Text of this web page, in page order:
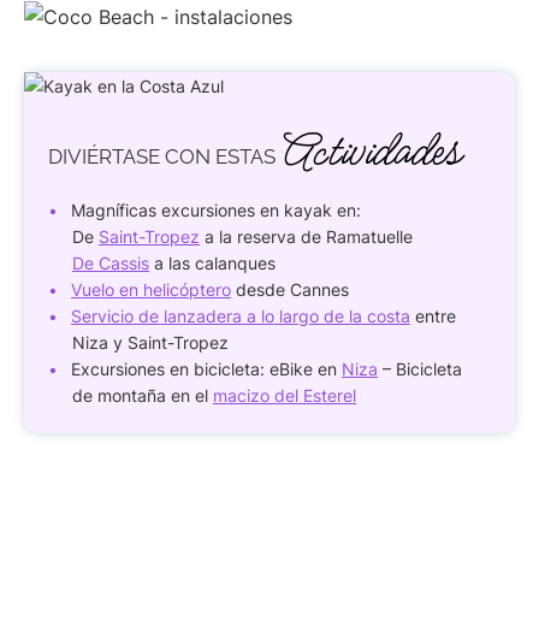
DIVIÉRTASE CON ESTAS Actividades
Magníficas excursiones en kayak en:
De Saint-Tropez a la reserva de Ramatuelle
De Cassis a las calanques
Vuelo en helicóptero desde Cannes
Servicio de lanzadera a lo largo de la costa entre
Niza y Saint-Tropez
Excursiones en bicicleta: eBike en Niza – Bicicleta
de montaña en el macizo del Esterel